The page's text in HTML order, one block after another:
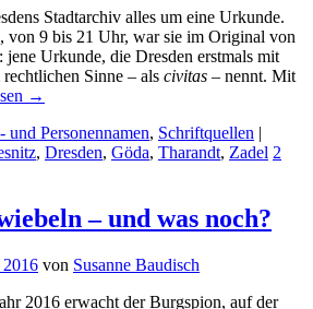
Stadtarchiv alles um eine Urkunde.
von 9 bis 21 Uhr, war sie im Original von
jene Urkunde, die Dresden erstmals mit
Sinne – als civitas – nennt. Mit
→
und Personennamen, Schriftquellen |
, Dresden, Göda, Tharandt, Zadel 2
– und was noch?
2016 von Susanne Baudisch
2016 erwacht der Burgspion, auf der